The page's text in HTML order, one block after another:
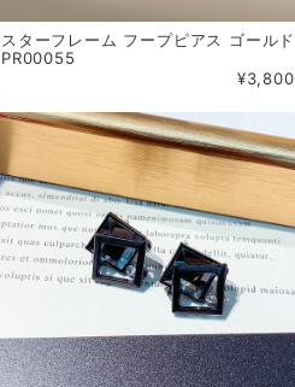
スターフレーム フープピアス ゴールド
PR00055
¥3,800